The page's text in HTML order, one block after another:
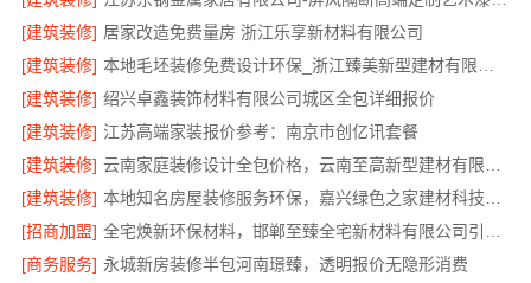
[建筑装修] 居家改造免费量房 浙江乐享新材料有限公司
[建筑装修]
[建筑装修] 绍兴卓鑫装饰材料有限公司城区全包详细报价
[建筑装修] 江苏高端家装报价参考：南京市创亿讯套餐
[建筑装修]
[建筑装修]
[招商加盟]
[商务服务] 永城新房装修半包河南璟臻，透明报价无隐形消费